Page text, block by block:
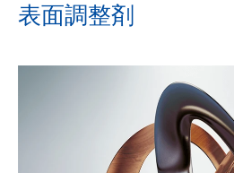
表面調整剤
レオロジー剤
密着性付与剤およびカップリング剤
消泡剤および脱泡剤
湿潤分散剤